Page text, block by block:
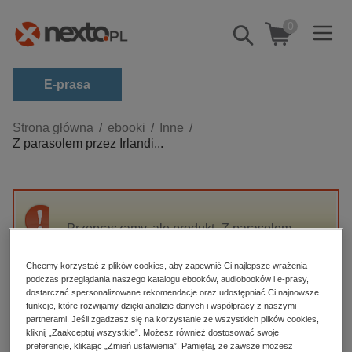
Pokaż/schowaj
wyszukiwarkę
0
E-prasa
Kategorie
Zobacz wszystkie E-prasa
budownictwo, aranżacja wnętrz
darmowe wydania
edukacja
hobby, sport, rozrywka
komputery, internet, technologie, informatyka
Strona główna ebooki
Inne
Z parasolem przez Irlandi...
Przepraszamy, ale produkt „Z parasolem
High-contrast mode
Polecane
Chcemy korzystać z plików cookies, aby zapewnić Ci najlepsze wrażenia
podczas przeglądania naszego katalogu ebooków, audiobooków i e-prasy,
dostarczać spersonalizowane rekomendacje oraz udostępniać Ci najnowsze
funkcje, które rozwijamy dzięki analizie danych i współpracy z naszymi
partnerami. Jeśli zgadzasz się na korzystanie ze wszystkich plików cookies,
kliknij „Zaakceptuj wszystkie”. Możesz również dostosować swoje
preferencje, klikając „Zmień ustawienia”. Pamiętaj, że zawsze możesz